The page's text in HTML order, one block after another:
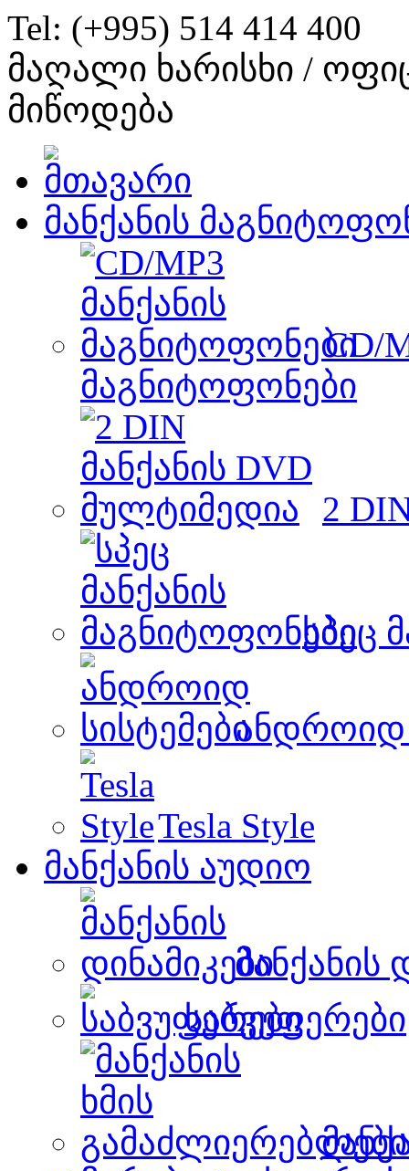
Tel: (+995) 514 414 400
მაღალი ხარისხი /
მიწოდება
მანქანის
CD/
მაგნიტოფონები
2
სპეც
ანდროიდ
Tesla Style
მანქანის აუდიო
მანქანის
საბვუფერები